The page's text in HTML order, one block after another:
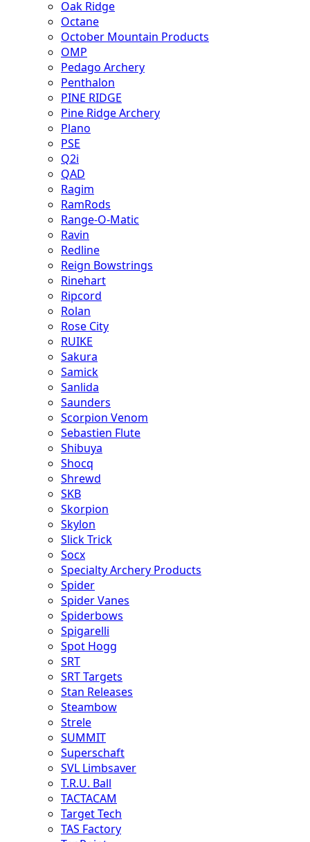
Oak Ridge
Octane
October Mountain Products
OMP
Pedago Archery
Penthalon
PINE RIDGE
Pine Ridge Archery
Plano
PSE
Q2i
QAD
Ragim
RamRods
Range-O-Matic
Ravin
Redline
Reign Bowstrings
Rinehart
Ripcord
Rolan
Rose City
RUIKE
Sakura
Samick
Sanlida
Saunders
Scorpion Venom
Sebastien Flute
Shibuya
Shocq
Shrewd
SKB
Skorpion
Skylon
Slick Trick
Socx
Specialty Archery Products
Spider
Spider Vanes
Spiderbows
Spigarelli
Spot Hogg
SRT
SRT Targets
Stan Releases
Steambow
Strele
SUMMIT
Superschaft
SVL Limbsaver
T.R.U. Ball
TACTACAM
Target Tech
TAS Factory